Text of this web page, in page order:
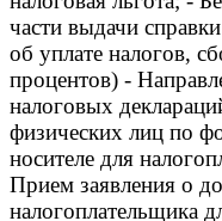
части выдачи
об уплате налогов,
процентов) -
налоговых
физических лиц по
носителе для
Прием заявления о
налогоплательщика